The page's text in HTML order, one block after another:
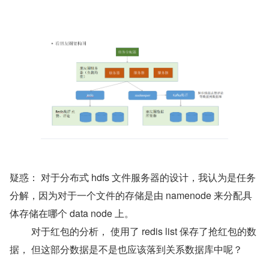
疑惑： 对于分布式 hdfs 文件服务器的设计，我认为是任务
分解，因为对于一个文件的存储是由 namenode 来分配具
体存储在哪个 data node 上。
据， 但这部分数据是不是也应该落到关系数据库中呢？